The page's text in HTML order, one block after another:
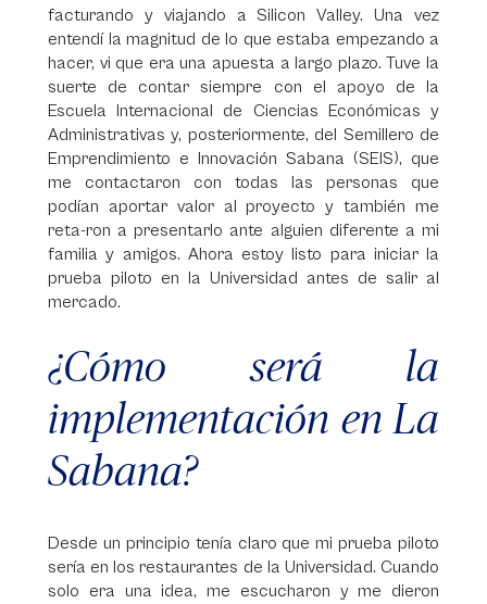
facturando y viajando a Silicon Valley. Una vez
entendí la magnitud de lo que estaba empezando a
hacer, vi que era una apuesta a largo plazo. Tuve la
suerte de contar siempre con el apoyo de la
Escuela Internacional de Ciencias Económicas y
Administrativas y, posteriormente, del Semillero de
Emprendimiento e Innovación Sabana (SEIS), que
me contactaron con todas las personas que
podían aportar valor al proyecto y también me
reta-ron a presentarlo ante alguien diferente a mi
familia y amigos. Ahora estoy listo para iniciar la
prueba piloto en la Universidad antes de salir al
mercado.
¿Cómo será la
implementación en La
Sabana?
Desde un principio tenía claro que mi prueba piloto
sería en los restaurantes de la Universidad. Cuando
solo era una idea, me escucharon y me dieron